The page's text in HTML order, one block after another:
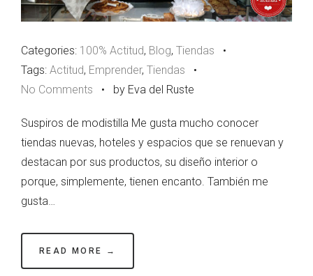
Categories: 100% Actitud, Blog, Tiendas •
Tags: Actitud, Emprender, Tiendas •
No Comments • by Eva del Ruste
Suspiros de modistilla Me gusta mucho conocer
tiendas nuevas, hoteles y espacios que se renuevan y
destacan por sus productos, su diseño interior o
porque, simplemente, tienen encanto. También me
gusta…
READ MORE →